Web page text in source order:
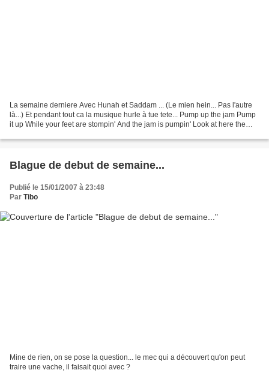
La semaine derniere Avec Hunah et Saddam ... (Le mien hein... Pas l'autre
là...) Et pendant tout ca la musique hurle à tue tete... Pump up the jam Pump
it up While your feet are stompin' And the jam is pumpin' Look at here the
Blague de debut de semaine...
Publié le 15/01/2007 à 23:48
Par Tibo
Mine de rien, on se pose la question... le mec qui a découvert qu'on peut
traire une vache, il faisait quoi avec ?